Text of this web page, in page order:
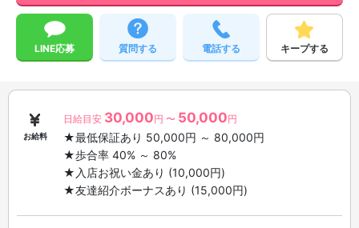
LINE応募 質問する 電話する キープする
お給料
日給目安 30,000円 〜 50,000円
★最低保証あり 50,000円 ～ 80,000円
★歩合率 40% ～ 80%
★入店お祝い金あり (10,000円)
★友達紹介ボーナスあり (15,000円)